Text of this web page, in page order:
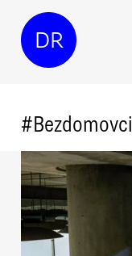
DR
#Bezdomovci